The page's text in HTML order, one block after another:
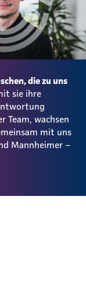
die zu uns
sie ihre
Team, wachsen
mit uns
Mannheimer –